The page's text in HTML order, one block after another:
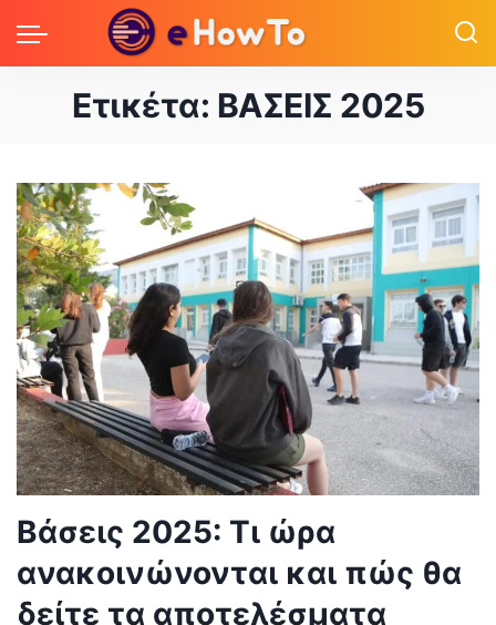
Ετικέτα: ΒΑΣΕΙΣ 2025
Βάσεις 2025: Τι ώρα
ανακοινώνονται και πώς θα
δείτε τα αποτελέσματα